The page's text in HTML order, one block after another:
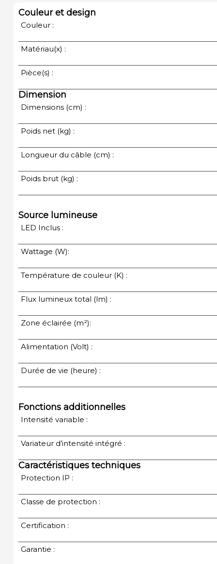
Couleur et design
Couleur :
Matériau(x) :
Pièce(s) :
Dimension
Dimensions (cm) :
Poids net (kg) :
Longueur du câble (cm) :
Poids brut (kg) :
Source lumineuse
LED Inclus :
Wattage (W):
Température de couleur (K) :
Flux lumineux total (lm) :
Zone éclairée (m²):
Alimentation (Volt) :
Durée de vie (heure) :
Fonctions additionnelles
Intensité variable :
Variateur d’intensité intégré :
Caractéristiques techniques
Protection IP :
Classe de protection :
Certification :
Garantie :